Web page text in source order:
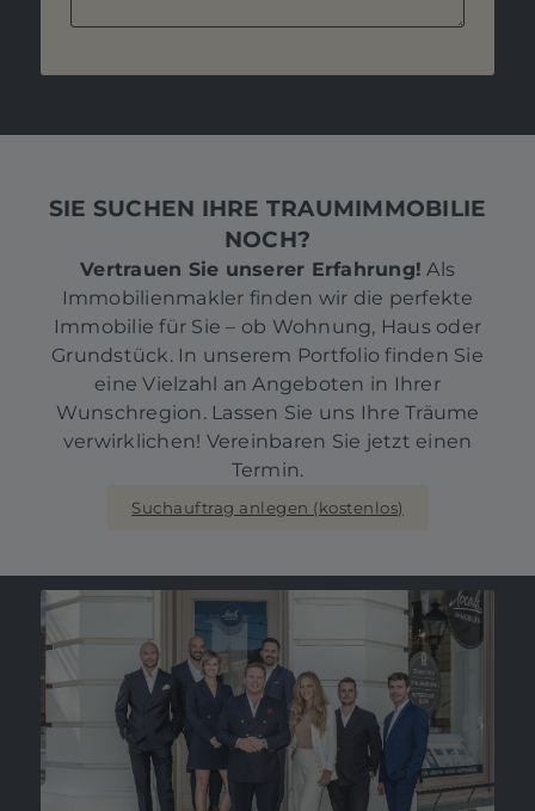
SIE SUCHEN IHRE TRAUMIMMOBILIE
NOCH?
Vertrauen Sie unserer Erfahrung! Als
Immobilienmakler finden wir die perfekte
Immobilie für Sie – ob Wohnung, Haus oder
Grundstück. In unserem Portfolio finden Sie
eine Vielzahl an Angeboten in Ihrer
Wunschregion. Lassen Sie uns Ihre Träume
verwirklichen! Vereinbaren Sie jetzt einen
Termin.
Suchauftrag anlegen (kostenlos)